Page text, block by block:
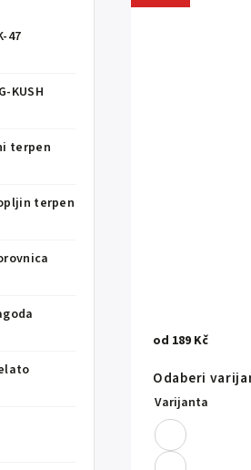
47
KUSH
terpen
terpen
od 189 Kč
Odaberi
Varijanta